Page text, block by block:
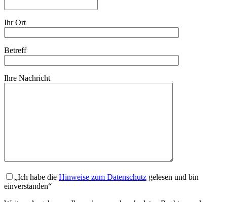
Ihr Ort
Betreff
Ihre Nachricht
„Ich habe die Hinweise zum Datenschutz gelesen und bin
einverstanden“